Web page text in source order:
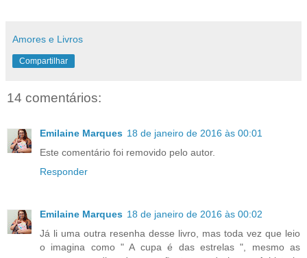
Amores e Livros
Compartilhar
14 comentários:
Emilaine Marques 18 de janeiro de 2016 às 00:01
Este comentário foi removido pelo autor.
Responder
Emilaine Marques 18 de janeiro de 2016 às 00:02
Já li uma outra resenha desse livro, mas toda vez que leio
o imagina como " A cupa é das estrelas ", mesmo as